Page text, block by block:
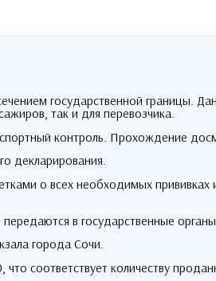
государственной границы.
, так и для перевозчика.
контроль Прохождение
декларирования.
о всех необходимых прививках
в государственные
города Сочи.
что соответствует количеству